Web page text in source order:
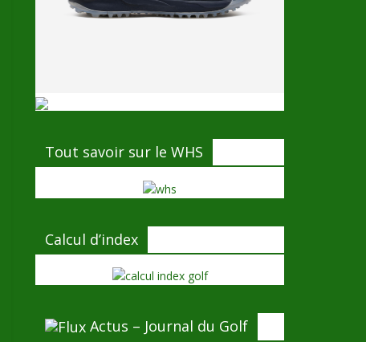
Tout savoir sur le WHS
Calcul d’index
Actus – Journal du Golf